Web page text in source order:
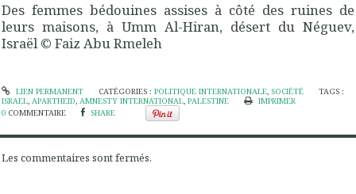
Des femmes bédouines assises à côté des ruines de
leurs maisons, à Umm Al-Hiran, désert du Néguev,
Israël © Faiz Abu Rmeleh
LIEN PERMANENT CATÉGORIES : POLITIQUE INTERNATIONALE, SOCIÉTÉ
TAGS :
ISRAEL APARTHEID AMNESTY INTERNATIONAL PALESTINE
IMPRIMER
0 COMMENTAIRE SHARE
Les commentaires sont fermés.